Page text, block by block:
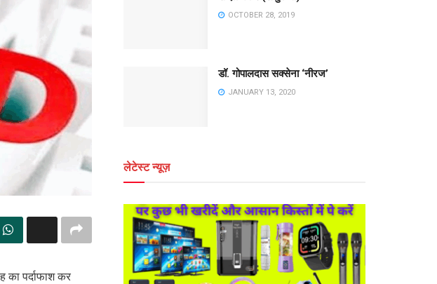
का पर्दाफाश कर
OCTOBER 28, 2019
डॉ. गोपालदास सक्सेना ‘नीरज’
JANUARY 13, 2020
लेटेस्ट न्यूज़